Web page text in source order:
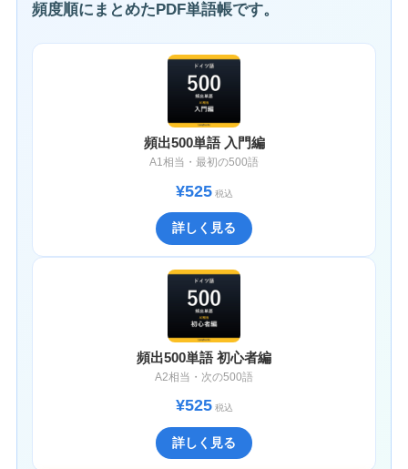
頻度順にまとめたPDF単語帳です。
頻出500単語 入門編
A1相当・最初の500語
¥525税込
詳しく見る
頻出500単語 初心者編
A2相当・次の500語
¥525税込
詳しく見る